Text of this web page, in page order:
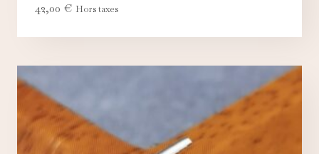
42,00 € Hors taxes